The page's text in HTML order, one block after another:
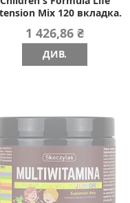
Mix 120 вкладка.
1 426,86 ₴
ДИВ.